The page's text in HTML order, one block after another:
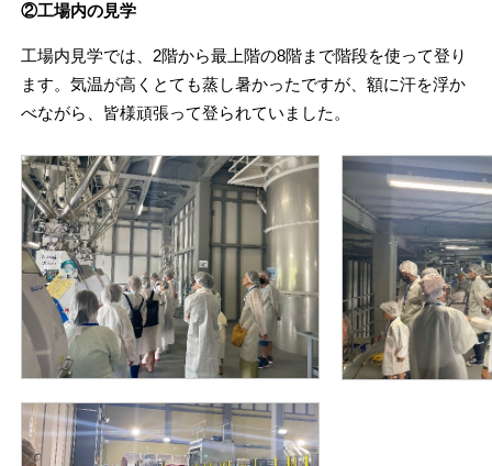
②工場内の見学
工場内見学では、2階から最上階の8階まで階段を使って登り
ます。気温が高くとても蒸し暑かったですが、額に汗を浮か
べながら、皆様頑張って登られていました。